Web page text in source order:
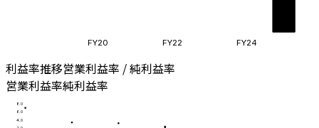
FY20 FY22 FY24
利益率推移営業利益率 / 純利益率
営業利益率純利益率
4.0
6.0
8.0